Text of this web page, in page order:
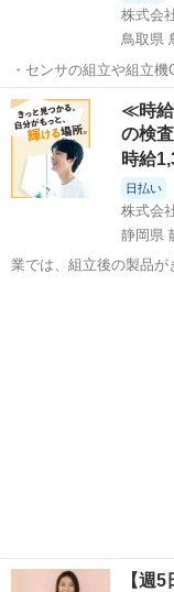
株式会
鳥取県
・センサの組立や組立
仕事の特典…
鳥取 鳥取市 仕分
≪時給
の検
時給
日払い
株式会
静岡県
業では、組立後の製品が
【週